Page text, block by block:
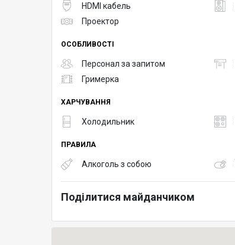
HDMI кабель
Проектор
ОСОБЛИВОСТІ
Персонал за запитом
Гримерка
ХАРЧУВАННЯ
Холодильник
ПРАВИЛА
Алкоголь з собою
Поділитися майданчиком